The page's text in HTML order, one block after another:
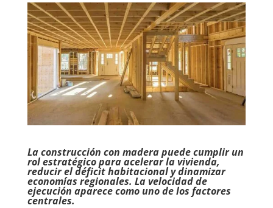
La construcción con madera puede cumplir un
rol estratégico para acelerar la vivienda,
reducir el déficit habitacional y dinamizar
economías regionales. La velocidad de
ejecución aparece como uno de los factores
centrales.